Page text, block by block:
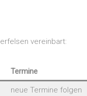
vereinbart:
Termine
neue Termine folgen